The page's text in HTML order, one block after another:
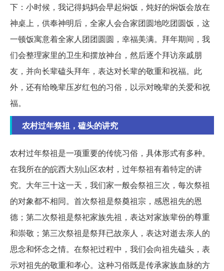
下：小时候，我记得妈妈会早起焖饭，炖好的焖饭会放在
神桌上，供奉神明后，全家人会合家团圆地吃团圆饭，这
一顿饭寓意着全家人团团圆圆，幸福美满。拜年期间，我
们会整理家里的卫生和摆放神台，然后逐个拜访亲戚朋
友，并向长辈磕头拜年，表达对长辈的敬重和祝福。此
外，还有给晚辈压岁红包的习俗，以示对晚辈的关爱和祝
福。
农村过年祭祖，磕头的讲究
农村过年祭祖是一项重要的传统习俗，具体形式有多种。
在我所在的皖西大别山区农村，过年祭祖有着特定的讲
究。大年三十这一天，我们家一般会祭祖三次，每次祭祖
的对象都不相同。首次祭祖是祭奠祖宗，感恩祖先的恩
德；第二次祭祖是祭祀家族先祖，表达对家族辈份的尊重
和崇敬；第三次祭祖是祭拜已故亲人，表达对逝去亲人的
思念和怀念之情。在祭祀过程中，我们会向祖先磕头，表
示对祖先的敬重和孝心。这种习俗既是传承家族血脉的方